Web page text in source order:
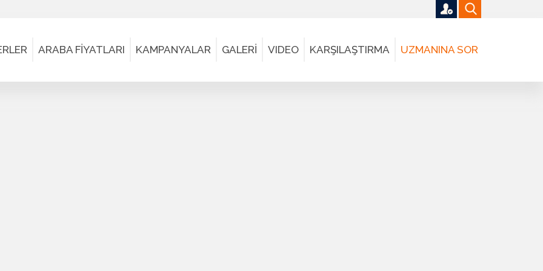
ARABA FİYATLARI KAMPANYALAR GALERİ VIDEO KARŞILAŞTIRMA UZMANINA SOR